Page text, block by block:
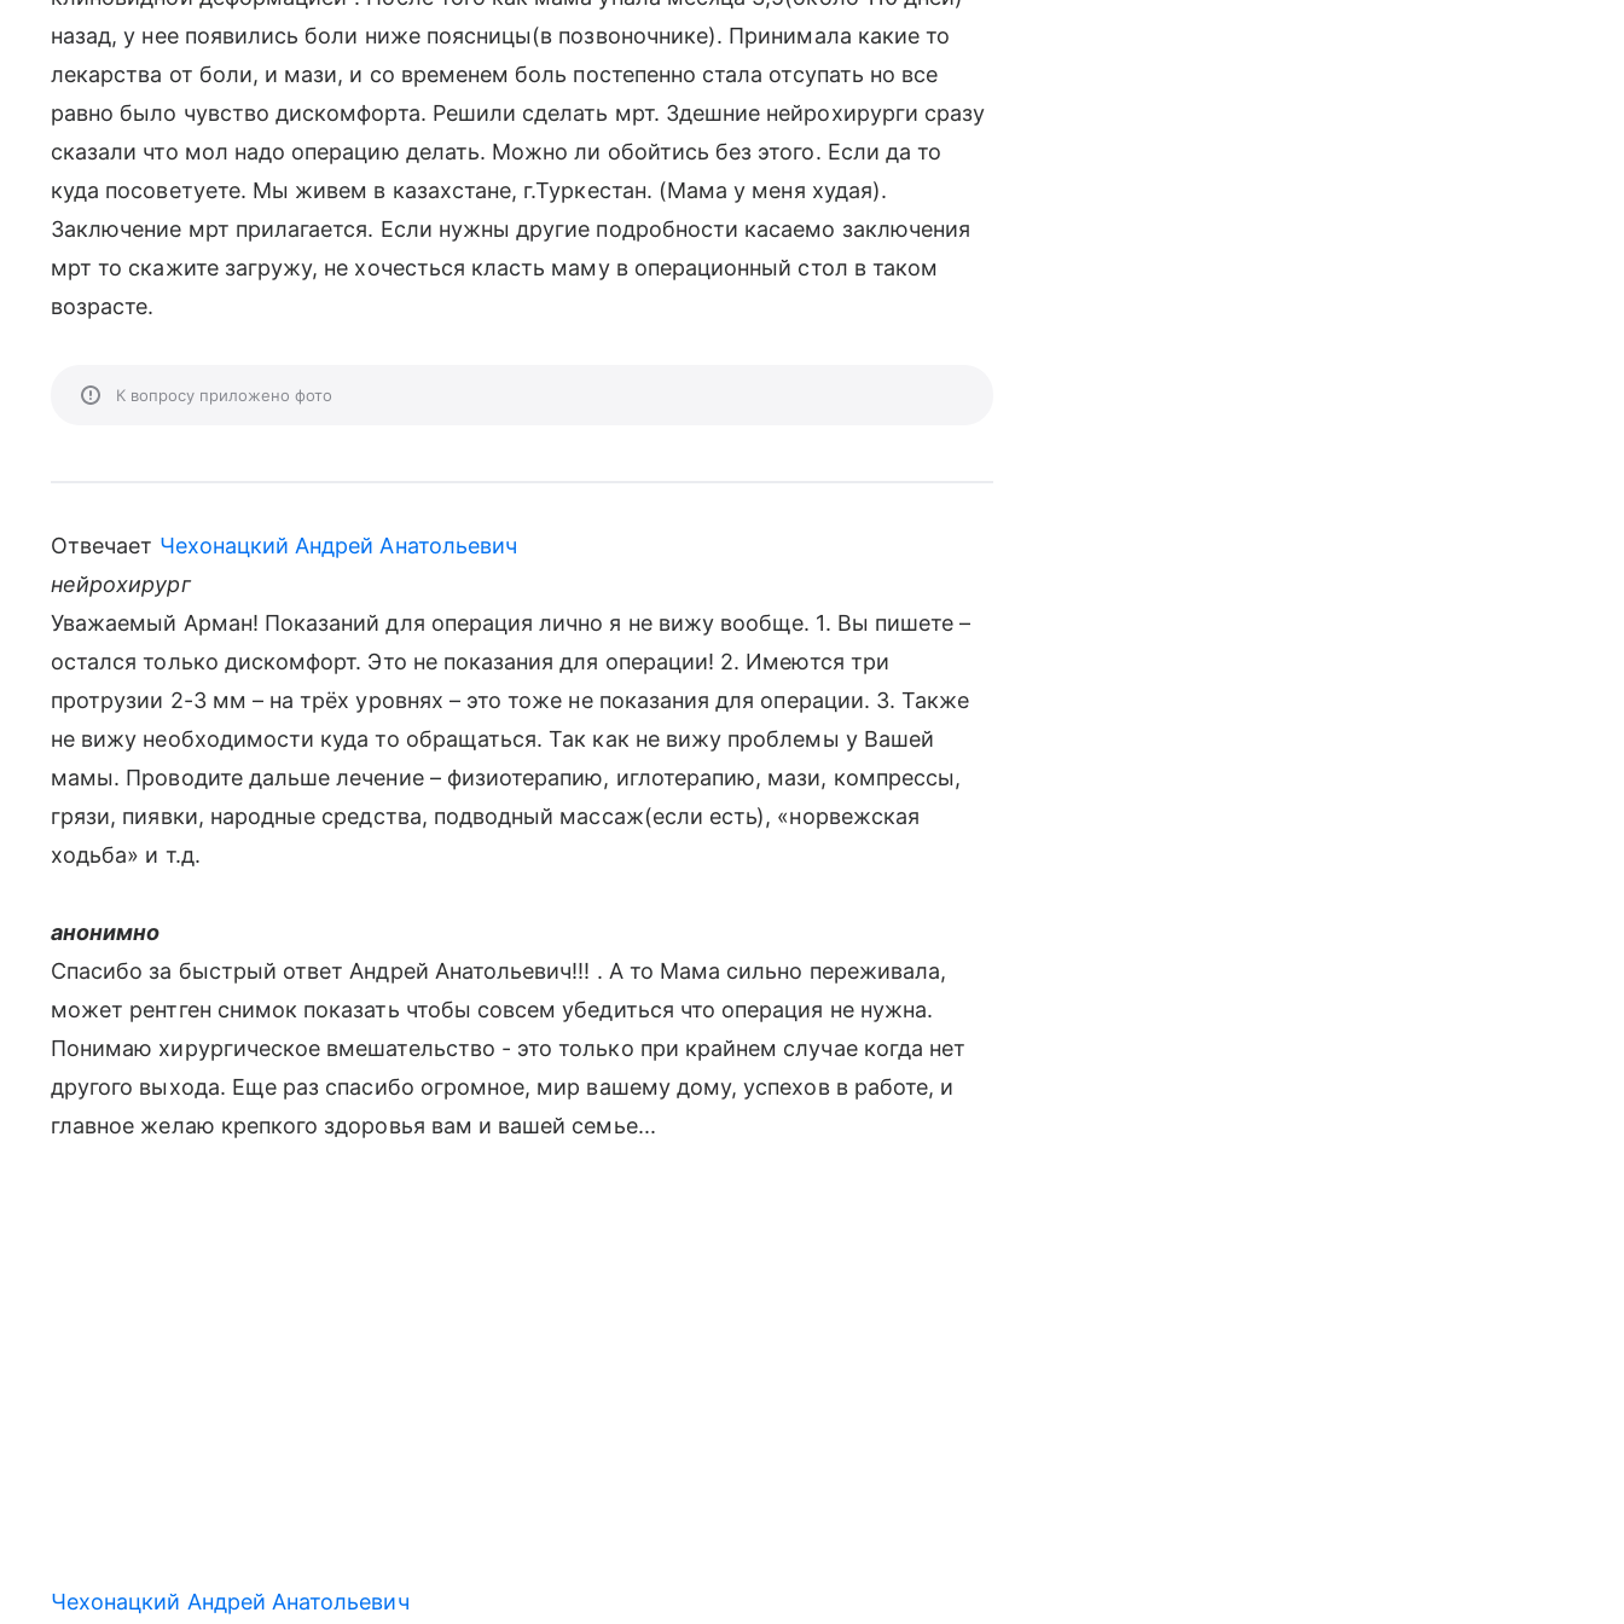
назад, у нее появились боли ниже поясницы(в позвоночнике). Принимала какие то
лекарства от боли, и мази, и со временем боль постепенно стала отсупать но все
равно было чувство дискомфорта. Решили сделать мрт. Здешние нейрохирурги сразу
сказали что мол надо операцию делать. Можно ли обойтись без этого. Если да то
куда посоветуете. Мы живем в казахстане, г.Туркестан. (Мама у меня худая).
Заключение мрт прилагается. Если нужны другие подробности касаемо заключения
мрт то скажите загружу, не хочесться класть маму в операционный стол в таком
возрасте.
К вопросу приложено фото
Отвечает Чехонацкий Андрей Анатольевич
нейрохирург
Уважаемый Арман! Показаний для операция лично я не вижу вообще. 1. Вы пишете –
остался только дискомфорт. Это не показания для операции! 2. Имеются три
протрузии 2-3 мм – на трёх уровнях – это тоже не показания для операции. 3. Также
не вижу необходимости куда то обращаться. Так как не вижу проблемы у Вашей
мамы. Проводите дальше лечение – физиотерапию, иглотерапию, мази, компрессы,
грязи, пиявки, народные средства, подводный массаж(если есть), «норвежская
ходьба» и т.д.
анонимно
Спасибо за быстрый ответ Андрей Анатольевич!!! . А то Мама сильно переживала,
может рентген снимок показать чтобы совсем убедиться что операция не нужна.
Понимаю хирургическое вмешательство - это только при крайнем случае когда нет
другого выхода. Еще раз спасибо огромное, мир вашему дому, успехов в работе, и
главное желаю крепкого здоровья вам и вашей семье...
Чехонацкий Андрей Анатольевич